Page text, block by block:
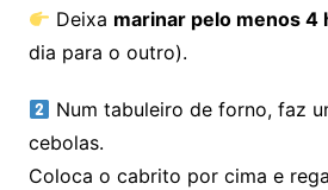
Deixa marinar pelo menos 4
dia para o outro).
Num tabuleiro de forno, faz
cebolas.
Coloca o cabrito por cima e